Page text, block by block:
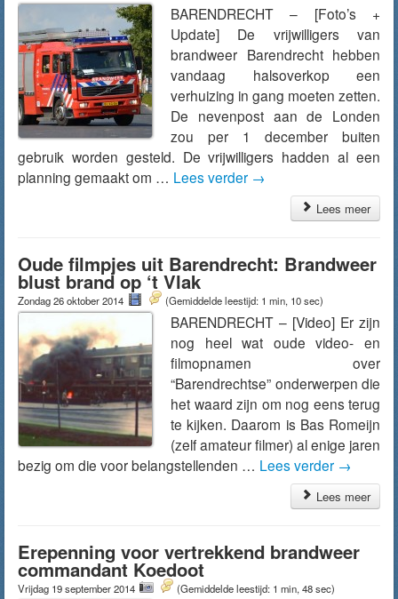
BARENDRECHT – [Foto’s +
Update] De vrijwilligers van
brandweer Barendrecht hebben
vandaag halsoverkop een
verhuizing in gang moeten zetten.
De nevenpost aan de Londen
zou per 1 december buiten
gebruik worden gesteld. De vrijwilligers hadden al een
planning gemaakt om … Lees verder →
Lees meer
Oude filmpjes uit Barendrecht: Brandweer
blust brand op ‘t Vlak
Zondag 26 oktober 2014 (Gemiddelde leestijd: 1 min, 10 sec)
BARENDRECHT – [Video] Er zijn
nog heel wat oude video- en
filmopnamen over
“Barendrechtse” onderwerpen die
het waard zijn om nog eens terug
te kijken. Daarom is Bas Romeijn
(zelf amateur filmer) al enige jaren
bezig om die voor belangstellenden … Lees verder →
Lees meer
Erepenning voor vertrekkend brandweer
commandant Koedoot
Vrijdag 19 september 2014 (Gemiddelde leestijd: 1 min, 48 sec)